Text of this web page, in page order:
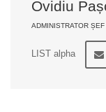
Ovidiu
ADMINISTRATOR
LIST alpha